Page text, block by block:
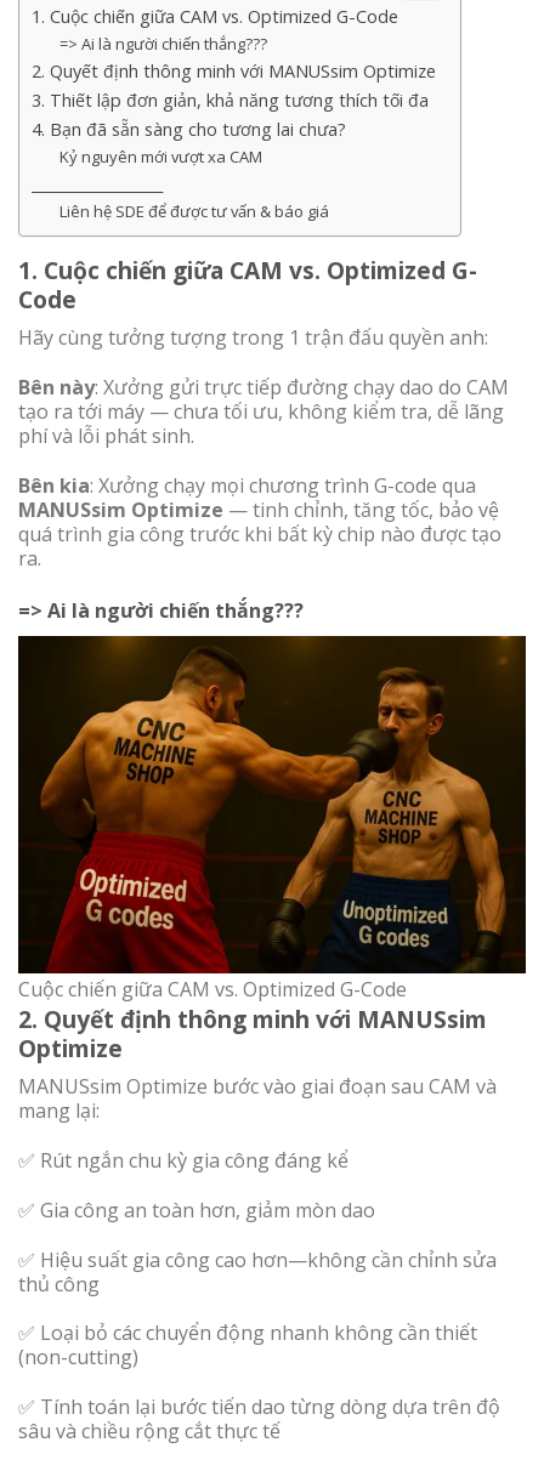
1. Cuộc chiến giữa CAM vs. Optimized G-Code
=> Ai là người chiến thắng???
2. Quyết định thông minh với MANUSsim Optimize
3. Thiết lập đơn giản, khả năng tương thích tối đa
4. Bạn đã sẵn sàng cho tương lai chưa?
Kỷ nguyên mới vượt xa CAM
Liên hệ SDE để được tư vấn & báo giá
1. Cuộc chiến giữa CAM vs. Optimized G-
Code
Hãy cùng tưởng tượng trong 1 trận đấu quyền anh:
Bên này: Xưởng gửi trực tiếp đường chạy dao do CAM
tạo ra tới máy — chưa tối ưu, không kiểm tra, dễ lãng
phí và lỗi phát sinh.
Bên kia: Xưởng chạy mọi chương trình G-code qua
MANUSsim Optimize — tinh chỉnh, tăng tốc, bảo vệ
quá trình gia công trước khi bất kỳ chip nào được tạo
ra.
=> Ai là người chiến thắng???
Cuộc chiến giữa CAM vs. Optimized G-Code
2. Quyết định thông minh với MANUSsim
Optimize
MANUSsim Optimize bước vào giai đoạn sau CAM và
mang lại:
✅ Rút ngắn chu kỳ gia công đáng kể
✅ Gia công an toàn hơn, giảm mòn dao
✅ Hiệu suất gia công cao hơn—không cần chỉnh sửa
thủ công
✅ Loại bỏ các chuyển động nhanh không cần thiết
(non-cutting)
✅ Tính toán lại bước tiến dao từng dòng dựa trên độ
sâu và chiều rộng cắt thực tế